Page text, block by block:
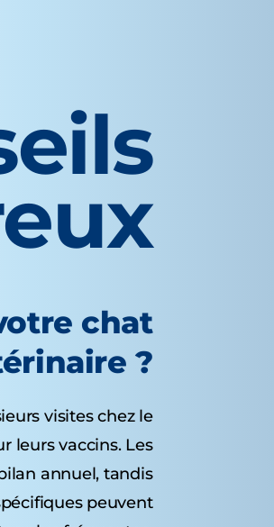
chat
?
visites chez le
leurs vaccins. Les
annuel, tandis
peuvent